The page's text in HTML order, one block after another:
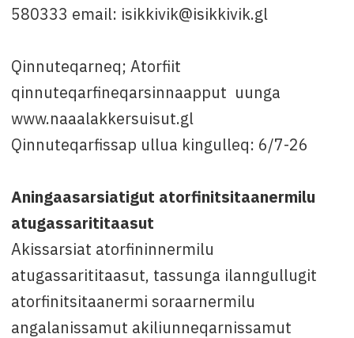
580333 email: isikkivik@isikkivik.gl
Qinnuteqarneq; Atorfiit
qinnuteqarfineqarsinnaapput uunga
www.naaalakkersuisut.gl
Qinnuteqarfissap ullua kingulleq: 6/7-26
Aningaasarsiatigut atorfinitsitaanermilu
atugassarititaasut
Akissarsiat atorfininnermilu
atugassarititaasut, tassunga ilanngullugit
atorfinitsitaanermi soraarnermilu
angalanissamut akiliunneqarnissamut